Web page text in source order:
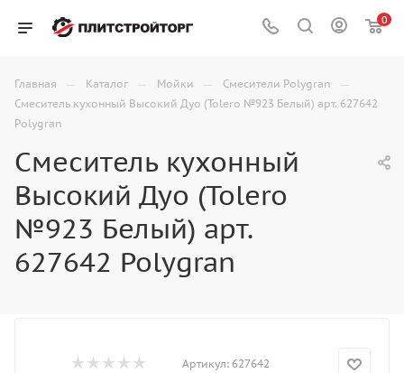
0
Главная — Каталог — Мойки — Смесители Polygran —
Смеситель кухонный Высокий Дуо (Tolero №923 Белый) арт. 627642
Polygran
Смеситель кухонный
Высокий Дуо (Tolero
№923 Белый) арт.
627642 Polygran
Артикул: 627642